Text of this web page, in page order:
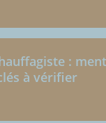
:
à vérifier